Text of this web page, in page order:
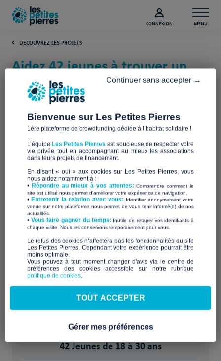
CONNEXION MENU
DÉCOUVREZ LES PROJETS
Aidez 42 jeunes à trouver un
toit intergénérationnel
(Morbihan)
ASSOCIATION DE LA COHABITATION ET
DU LOGEMENT INTERGENERATIONNEL
DE VANNES/BRETAGNE
Le logement intergénérationnel : solidarité
entre jeunes et seniors
POUR
42 Jeunes de 18 à 30 ans
Bienvenue sur Les Petites Pierres
1ère plateforme de crowdfunding dédiée à l’habitat solidaire !
L’équipe Les Petites Pierres est soucieuse de respecter votre
vie privée tout en accompagnant au mieux les associations
dans leurs projets de financement.
En disant « oui » aux cookies sur Les Petites Pierres, vous
nous aidez notamment à :
• Répondre au mieux à vos attentes:Comprendre comment le
site est utilisé nous permet d'améliorer votre expérience de navigation.
•Entretenir la relation avec vous: Identifier anonymement votre
venue sur notre plateforme nous permet de vous tenir informé(e) de nos
actualités.
​• Vous faire gagner du temps: Inutile de retaper vos identifiants à
chaque visite. Nous les conservons temporairement pour vous.
​Le refus des cookies n’affectera pas les fonctionnalités du site
Les Petites Pierres. Cependant votre expérience pourrait être
moins optimale.​
Vous pouvez à tout moment changer d'avis via le centre de
préférences des cookies accessible sur notre rubrique
politique de cookies.
Continuer sans accepter →
TOUT ACCEPTER
Gérer mes préférences